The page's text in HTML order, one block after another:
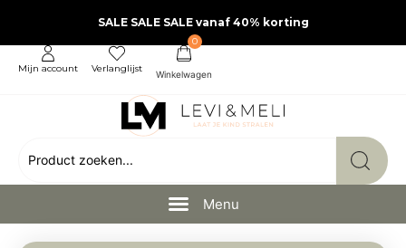
SALE SALE SALE vanaf 40% korting
Mijn account Verlanglijst
0